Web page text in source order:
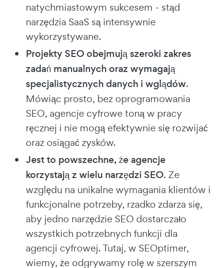
natychmiastowym sukcesem - stąd
narzędzia SaaS są intensywnie
wykorzystywane.
Projekty SEO obejmują szeroki zakres
zadań manualnych oraz wymagają
specjalistycznych danych i wglądów.
Mówiąc prosto, bez oprogramowania
SEO, agencje cyfrowe toną w pracy
ręcznej i nie mogą efektywnie się rozwijać
oraz osiągać zysków.
Jest to powszechne, że agencje
korzystają z wielu narzędzi SEO. Ze
względu na unikalne wymagania klientów i
funkcjonalne potrzeby, rzadko zdarza się,
aby jedno narzędzie SEO dostarczało
wszystkich potrzebnych funkcji dla
agencji cyfrowej. Tutaj, w SEOptimer,
wiemy, że odgrywamy rolę w szerszym